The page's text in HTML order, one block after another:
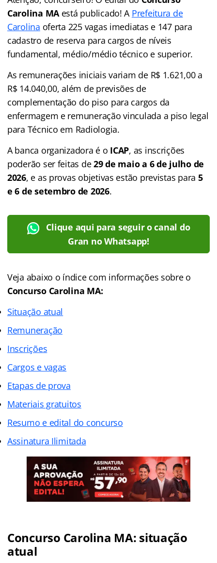
Carolina MAestá publicado! A Prefeitura de
Carolina oferta 225 vagas imediatas e 147 para
cadastro de reserva para cargos de níveis
fundamental, médio/médio técnico e superior.
As remunerações iniciais variam de R$ 1.621,00 a
R$ 14.040,00, além de previsões de
complementação do piso para cargos da
enfermagem e remuneração vinculada a piso legal
para Técnico em Radiologia.
A banca organizadora é o ICAP, as inscrições
poderão ser feitas de29 de maio a 6 de julho de
2026, e as provas objetivas estão previstas para 5
e 6 de setembro de 2026.
Clique aqui para seguir o canal do
Gran no Whatsapp!
Veja abaixo o índicecom informações sobre o
Concurso Carolina MA:
Situação atual
Remuneração
Inscrições
Cargos e vagas
Etapas de prova
Materiais gratuitos
Resumo e edital do concurso
Assinatura Ilimitada
Concurso Carolina MA: situação
atual